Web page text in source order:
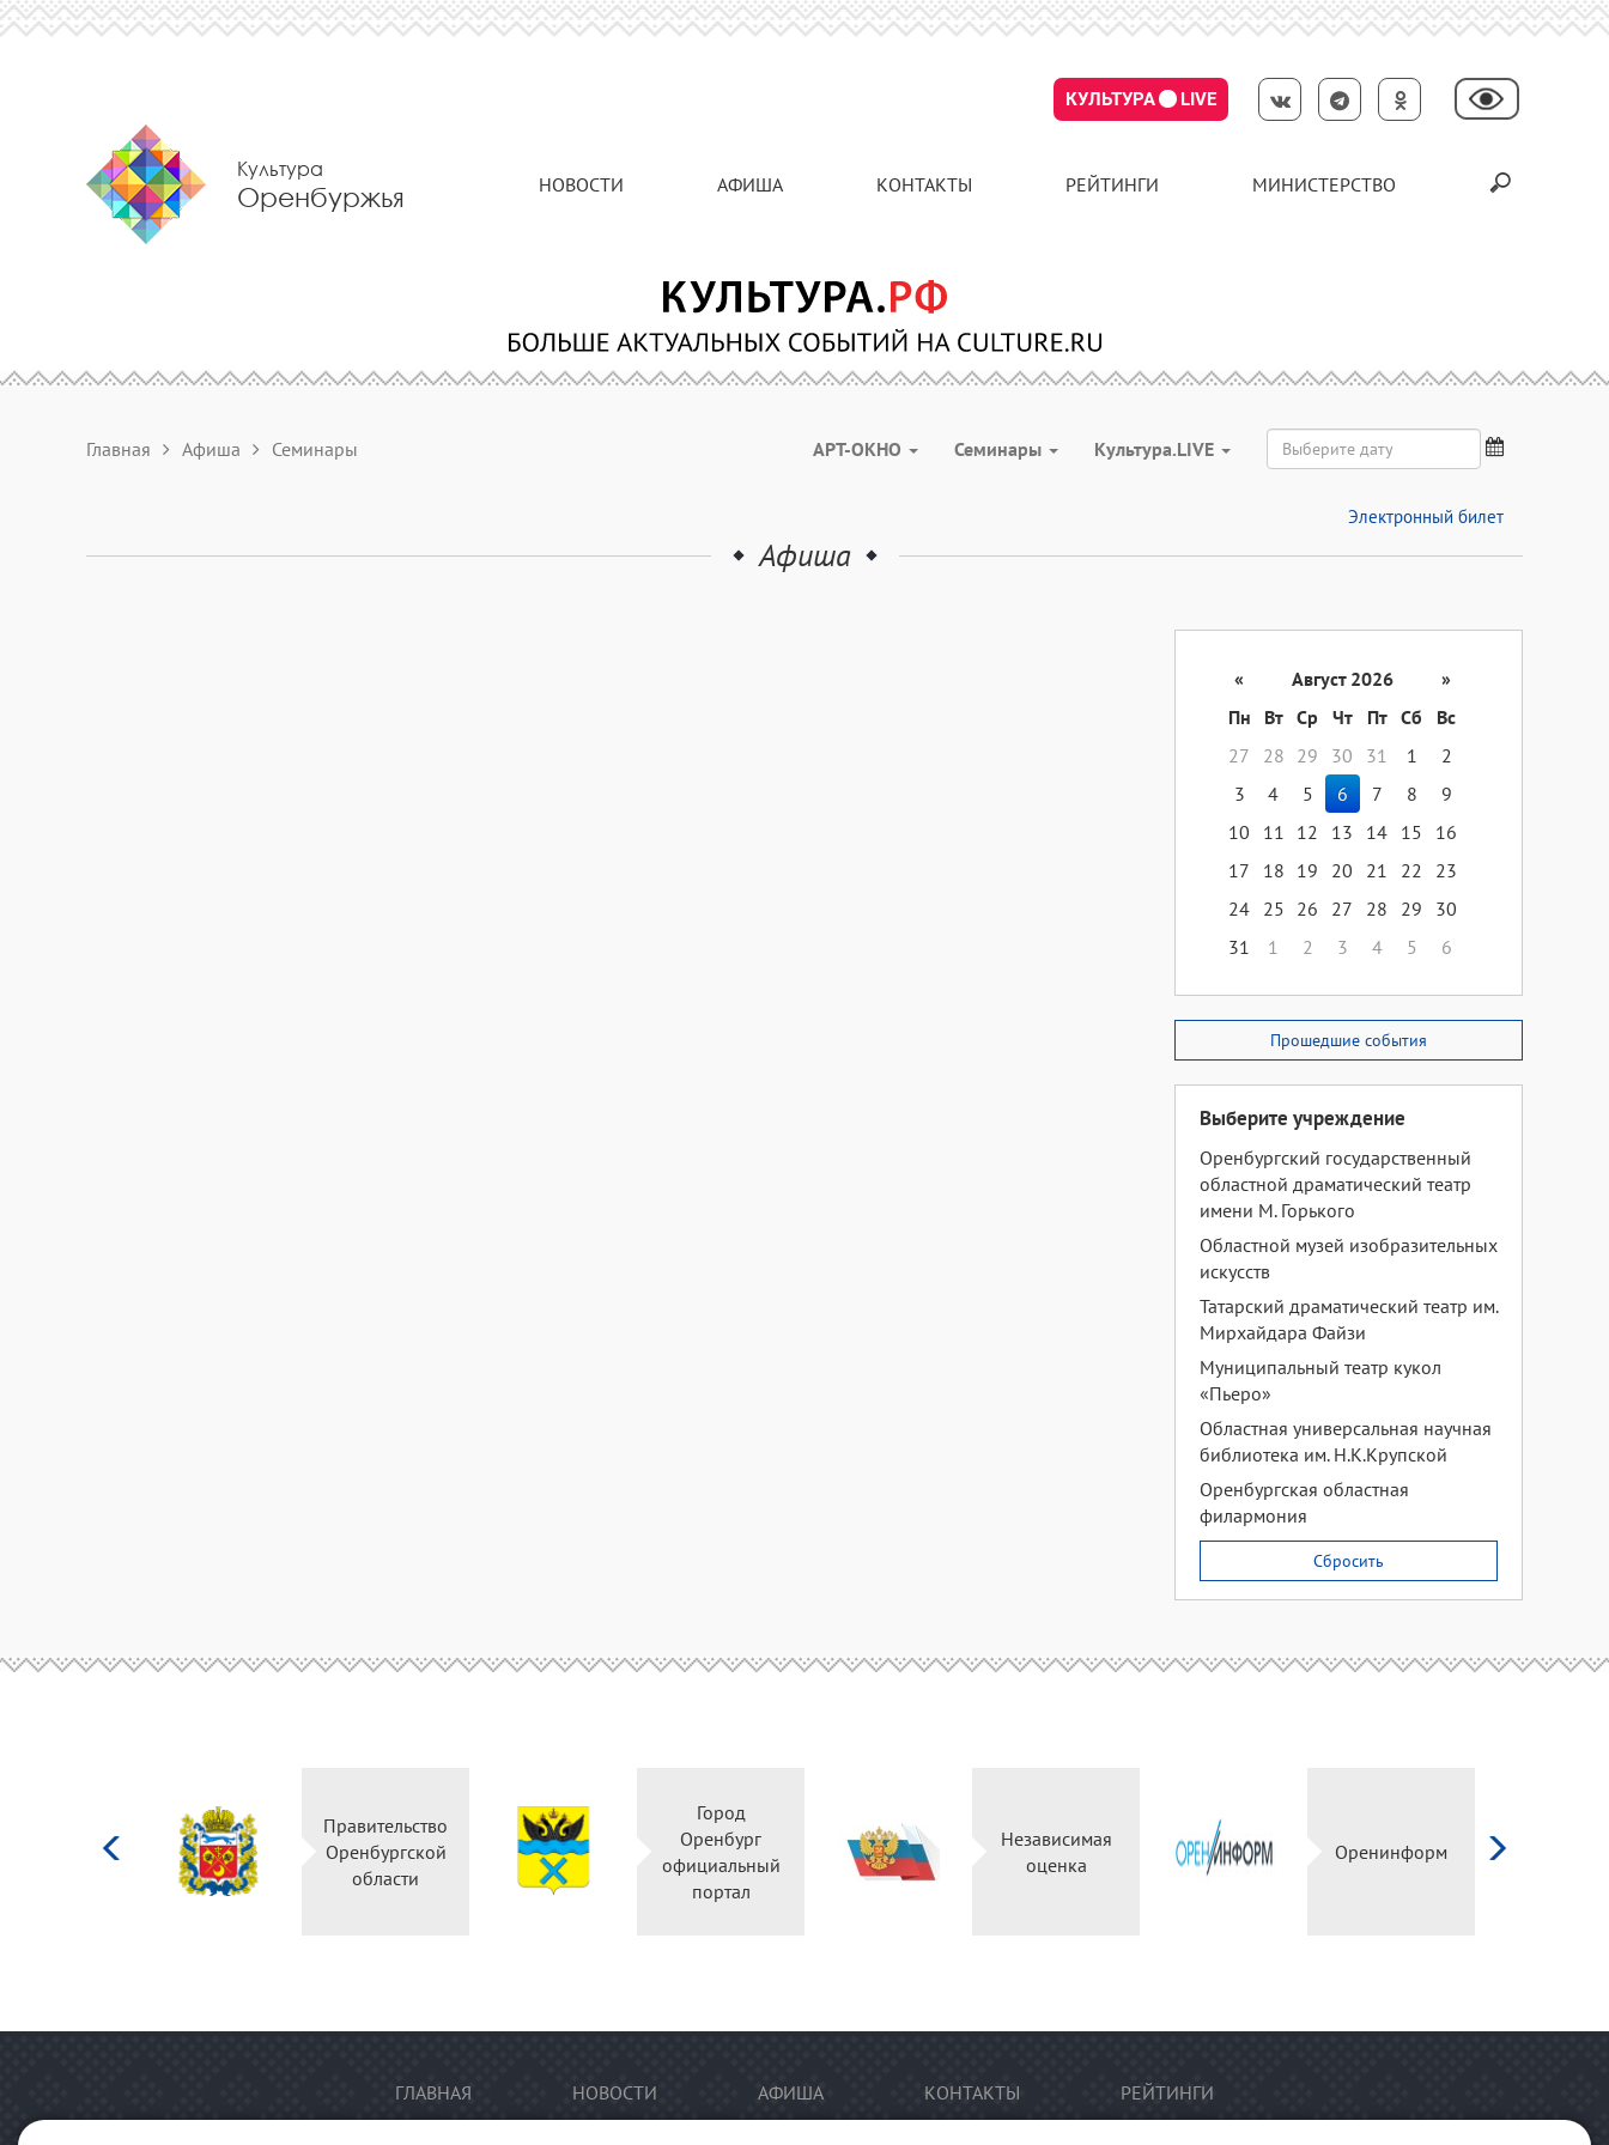
КУЛЬТУРА LIVE
Культура
Оренбуржья НОВОСТИ АФИША КОНТАКТЫ РЕЙТИНГИ МИНИСТЕРСТВО
Главная Афиша Семинары АРТ-ОКНО Семинары Культура.LIVE
Электронный билет
Афиша
« Август 2026
»
Пн
Вт Ср Чт Пт Сб
Вс
27
28 29 30 31 1
2
3
4 5 6 7 8
9
10
11 12 13 14 15
16
17
18 19 20 21 22
23
24 25 26 27 28 29
30
31
1 2 3 4 5 6
Прошедшие события
Выберите учреждение
Оренбургский государственный
областной драматический театр
имени М. Горького
Областной музей изобразительных
искусств
Татарский драматический театр им.
Мирхайдара Файзи
Муниципальный театр кукол
«Пьеро»
Областная универсальная научная
библиотека им. Н.К.Крупской
Оренбургская областная
филармония
Сбросить
Правительство
Оренбургской
области
Город
Оренбург
официальный
портал
Независимая
оценка
Оренинформ
ГЛАВНАЯ НОВОСТИ АФИША КОНТАКТЫ РЕЙТИНГИ